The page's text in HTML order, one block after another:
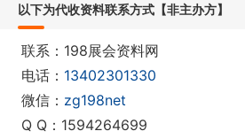
以下为代收资料联系方式【非主办方】
联系：198展会资料网
电话： 13402301330
微信： zg198net
Q Q：1594264699